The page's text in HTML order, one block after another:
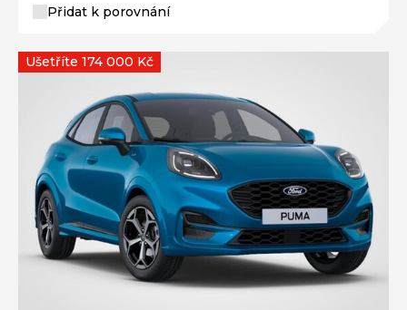
Přidat k porovnání
Ušetříte 174 000 Kč